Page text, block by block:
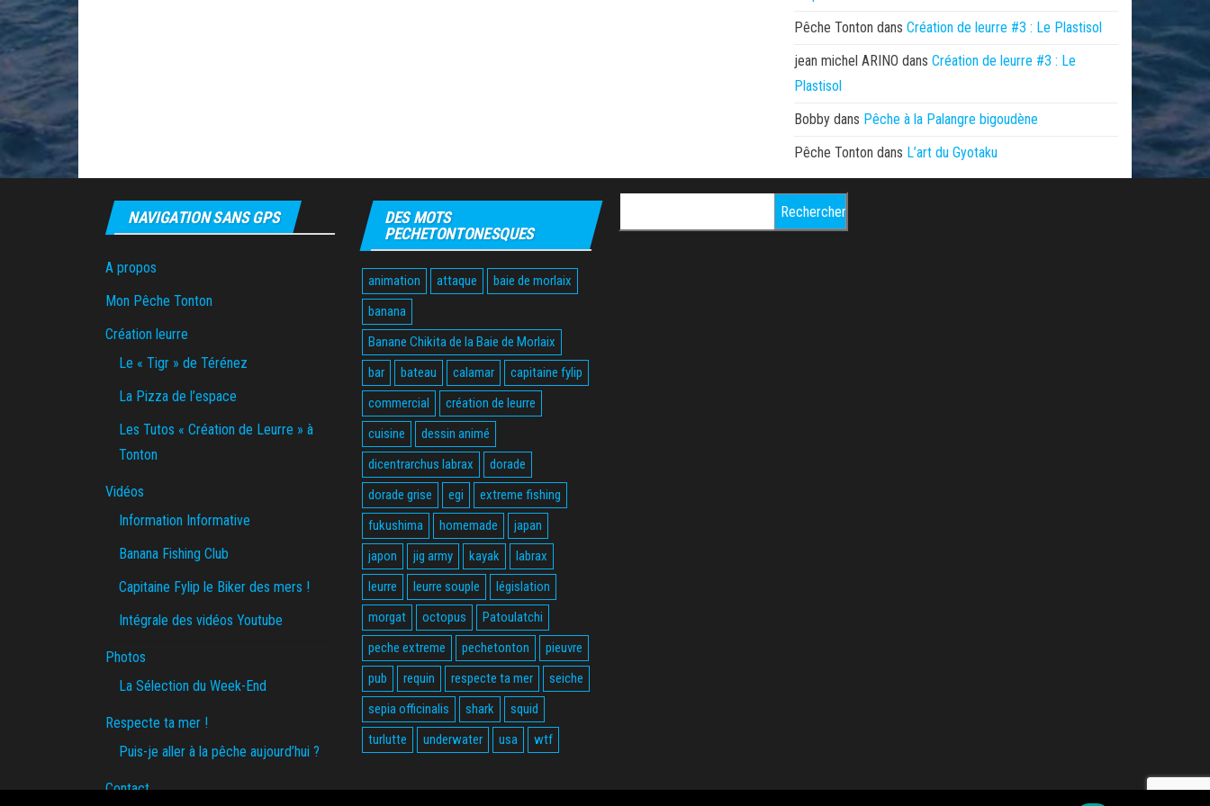
Pêche Tonton dans Création de leurre #3 : Le Plastisol
jean michel ARINO dans Création de leurre #3 : Le
Plastisol
Bobby dans Pêche à la Palangre bigoudène
Pêche Tonton dans L’art du Gyotaku
NAVIGATION SANS GPS
A propos
Mon Pêche Tonton
Création leurre
Le « Tigr » de Térénez
La Pizza de l’espace
Les Tutos « Création de Leurre » à
Tonton
Vidéos
Information Informative
Banana Fishing Club
Capitaine Fylip le Biker des mers !
Intégrale des vidéos Youtube
Photos
La Sélection du Week-End
Respecte ta mer !
Puis-je aller à la pêche aujourd’hui ?
Contact
DES MOTS
PECHETONTONESQUES
animation attaque
baie de morlaix
banana
Banane Chikita de la Baie de Morlaix
bar
bateau calamar
capitaine fylip
commercial
création de leurre
cuisine
dessin animé
dicentrarchus labrax
dorade
dorade grise
egi
extreme fishing
fukushima
homemade
japan
japon
jig army kayak
labrax
leurre
leurre souple
législation
morgat
octopus
Patoulatchi
peche extreme
pechetonton
pieuvre
pub
requin respecte ta mer
seiche
sepia officinalis
shark
squid
turlutte
underwater usa wtf